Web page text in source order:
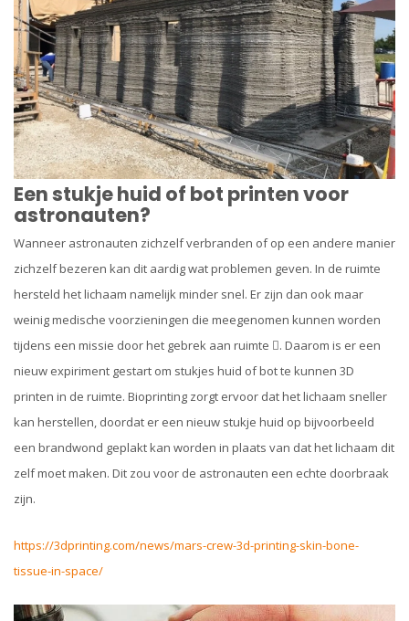
Een stukje huid of bot printen voor
astronauten?
Wanneer astronauten zichzelf verbranden of op een andere manier
zichzelf bezeren kan dit aardig wat problemen geven. In de ruimte
hersteld het lichaam namelijk minder snel. Er zijn dan ook maar
weinig medische voorzieningen die meegenomen kunnen worden
tijdens een missie door het gebrek aan ruimte . Daarom is er een
nieuw expiriment gestart om stukjes huid of bot te kunnen 3D
printen in de ruimte. Bioprinting zorgt ervoor dat het lichaam sneller
kan herstellen, doordat er een nieuw stukje huid op bijvoorbeeld
een brandwond geplakt kan worden in plaats van dat het lichaam dit
zelf moet maken. Dit zou voor de astronauten een echte doorbraak
zijn.
https://3dprinting.com/news/mars-crew-3d-printing-skin-bone-
tissue-in-space/